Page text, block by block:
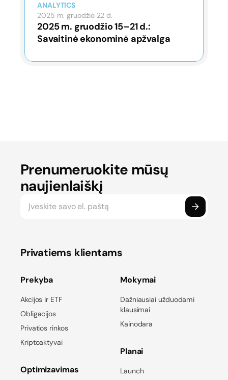
ANALYTICS
2025 m. gruodžio 22 d.
2025 m. gruodžio 15–21 d.:
Savaitinė ekonominė apžvalga
Prenumeruokite mūsų
naujienlaiškį
Privatiems klientams
Prekyba
Akcijos ir ETF
Obligacijos
Privatios rinkos
Kriptoaktyvai
Optimizavimas
Mokymai
Dažniausiai užduodami
klausimai
Kainodara
Planai
Launch